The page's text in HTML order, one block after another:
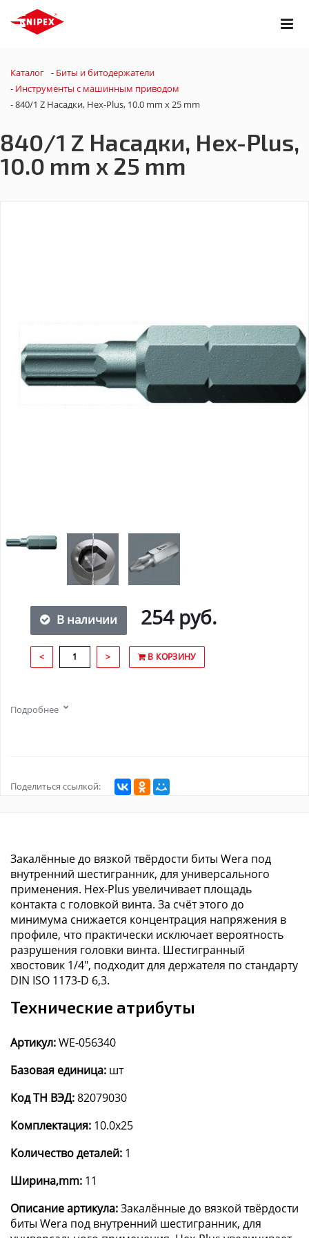
Каталог - Биты и битодержатели
- Инструменты с машинным приводом
-840/1 Z Насадки, Hex-Plus, 10.0 mm x 25 mm
840/1 Z Насадки, Hex-Plus,
10.0 mm x 25 mm
В наличии 254 руб.
< > В КОРЗИНУ
Подробнее
Поделиться ссылкой:
Закалённые до вязкой твёрдости биты Wera под
внутренний шестигранник, для универсального
применения. Hex-Plus увеличивает площадь
контакта с головкой винта. За счёт этого до
минимума снижается концентрация напряжения в
профиле, что практически исключает вероятность
разрушения головки винта. Шестигранный
хвостовик 1/4", подходит для держателя по стандарту
DIN ISO 1173-D 6,3.
Технические атрибуты
Артикул:WE-056340
Базовая единица: шт
Код ТН ВЭД:82079030
Комплектация: 10.0x25
Количество деталей: 1
Ширина,mm: 11
Описание артикула:Закалённые до вязкой твёрдости
биты Wera под внутренний шестигранник, для